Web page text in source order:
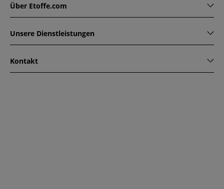
Über Etoffe.com
Unsere Dienstleistungen
Kontakt